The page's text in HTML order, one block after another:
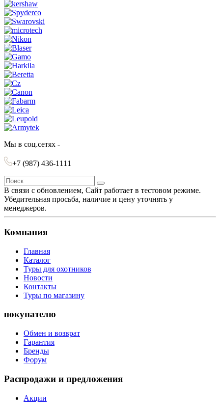
Мы в соц.сетях -
+7 (987) 436-1111
В связи с обновлением, Сайт работает в тестовом режиме.
Убедительная просьба, наличие и цену уточнять у
менеджеров.
Компания
Главная
Каталог
Туры для охотников
Новости
Контакты
Туры по магазину
покупателю
Обмен и возврат
Гарантия
Бренды
Форум
Распродажи и предложения
Акции